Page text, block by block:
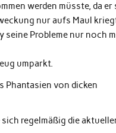
werden müsste, da er
nur aufs Maul
seine Probleme nur noch
umparkt.
Phantasien von dicken
regelmäßig die